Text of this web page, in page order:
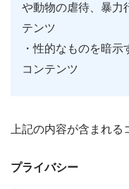
や動物の虐待、暴力
テンツ
・性的なものを暗
コンテンツ
上記の内容が含まれる
プライバシー